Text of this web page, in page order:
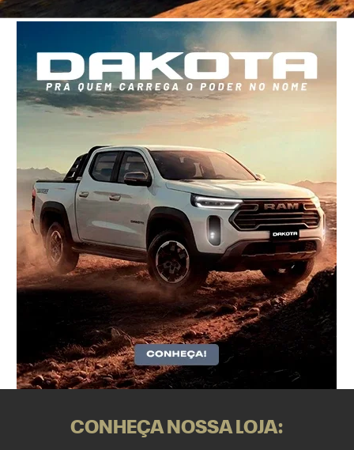
CONHEÇA NOSSA LOJA: